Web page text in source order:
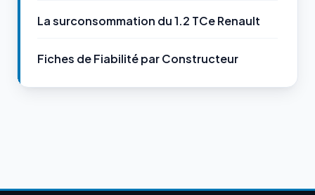
La surconsommation du 1.2 TCe Renault
Fiches de Fiabilité par Constructeur